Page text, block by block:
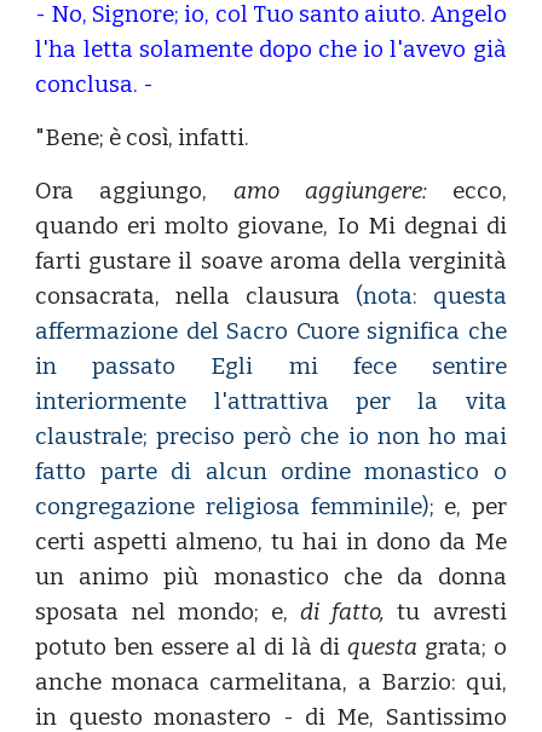
- No, Signore; io, col Tuo santo aiuto. Angelo
l'ha letta solamente dopo che io l'avevo già
conclusa. -
"Bene; è così, infatti.
Ora aggiungo, amo aggiungere:ecco,
quando eri molto giovane, Io Mi degnai di
farti gustare il soave aroma della verginità
consacrata, nella clausura (nota: questa
affermazione del Sacro Cuore significa che
in passato Egli mi fece sentire
interiormente l'attrattiva per la vita
claustrale; preciso però che io non ho mai
fatto parte di alcun ordine monastico o
congregazione religiosa femminile); e, per
certi aspetti almeno, tu hai in dono da Me
un animo più monastico che da donna
sposata nel mondo; e,di fatto, tu avresti
potuto ben essere al di là di questa grata; o
anche monaca carmelitana, a Barzio: qui,
in questo monastero - di Me, Santissimo